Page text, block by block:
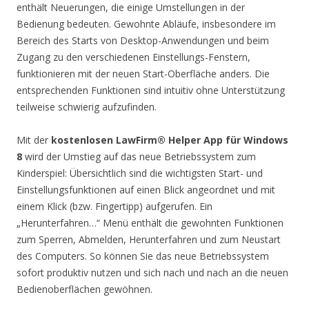
enthält Neuerungen, die einige Umstellungen in der
Bedienung bedeuten. Gewohnte Abläufe, insbesondere im
Bereich des Starts von Desktop-Anwendungen und beim
Zugang zu den verschiedenen Einstellungs-Fenstern,
funktionieren mit der neuen Start-Oberfläche anders. Die
entsprechenden Funktionen sind intuitiv ohne Unterstützung
teilweise schwierig aufzufinden.
Mit der kostenlosen LawFirm® Helper App für Windows
8 wird der Umstieg auf das neue Betriebssystem zum
Kinderspiel: Übersichtlich sind die wichtigsten Start- und
Einstellungsfunktionen auf einen Blick angeordnet und mit
einem Klick (bzw. Fingertipp) aufgerufen. Ein
„Herunterfahren…“ Menü enthält die gewohnten Funktionen
zum Sperren, Abmelden, Herunterfahren und zum Neustart
des Computers. So können Sie das neue Betriebssystem
sofort produktiv nutzen und sich nach und nach an die neuen
Bedienoberflächen gewöhnen.